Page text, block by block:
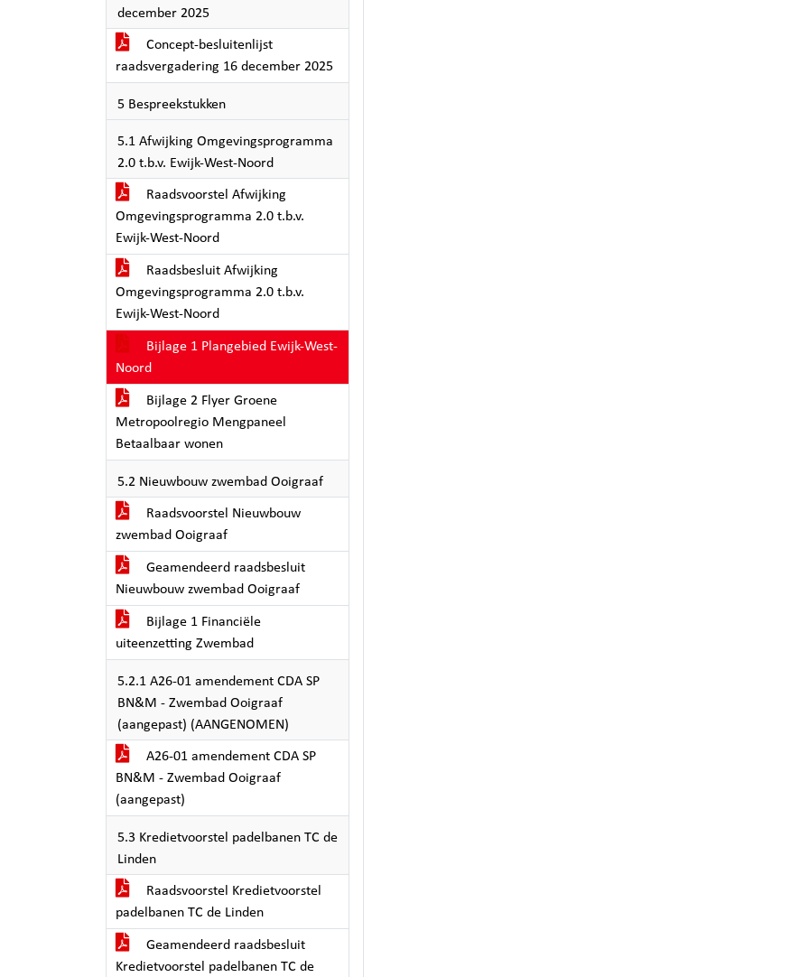
december 2025
Concept-besluitenlijst
raadsvergadering 16 december 2025
5 Bespreekstukken
5.1 Afwijking Omgevingsprogramma
2.0 t.b.v. Ewijk-West-Noord
Raadsvoorstel Afwijking
Omgevingsprogramma 2.0 t.b.v.
Ewijk-West-Noord
Raadsbesluit Afwijking
Omgevingsprogramma 2.0 t.b.v.
Ewijk-West-Noord
Bijlage 1 Plangebied Ewijk-West-
Noord
Bijlage 2 Flyer Groene
Metropoolregio Mengpaneel
Betaalbaar wonen
5.2 Nieuwbouw zwembad Ooigraaf
Raadsvoorstel Nieuwbouw
zwembad Ooigraaf
Geamendeerd raadsbesluit
Nieuwbouw zwembad Ooigraaf
Bijlage 1 Financiële
uiteenzetting Zwembad
5.2.1 A26-01 amendement CDA SP
BN&M - Zwembad Ooigraaf
(aangepast) (AANGENOMEN)
A26-01 amendement CDA SP
BN&M - Zwembad Ooigraaf
(aangepast)
5.3 Kredietvoorstel padelbanen TC de
Linden
Raadsvoorstel Kredietvoorstel
padelbanen TC de Linden
Geamendeerd raadsbesluit
Kredietvoorstel padelbanen TC de